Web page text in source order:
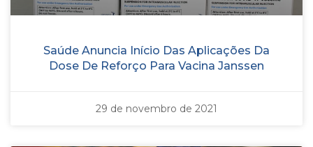
Saúde Anuncia Início Das Aplicações Da
Dose De Reforço Para Vacina Janssen
29 de novembro de 2021